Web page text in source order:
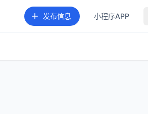
发布信息 小程序APP